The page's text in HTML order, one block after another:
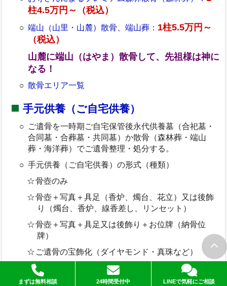
柱4.5万円～（税込）
端山（山里・山麓）散骨、端山葬： 1柱5.5万円～
（税込）
山麓に端山（はやま）散骨して、先祖様は神に
なる！
散骨エリア一覧
手元供養（ご自宅供養）
ご遺骨を一時期ご自宅保管後永代供養墓（合祀墓・
合同墓・合葬墓・共同墓）か散骨（森林葬・端山
葬・海洋葬）でご遺骨整理・処分する。
手元供養（ご自宅供養）の形式（種類）
骨壺のみ
骨壺＋写真＋具足（香炉、燭台、花立）又は後飾
り（燭台、香炉、線香差し、リンセット）
骨壺＋写真＋具足又は後飾り＋お位牌（納骨位
牌）
ご遺骨の宝飾化（ダイヤモンド・真珠など）
ペンダントへの納骨
まずは無料相談 24時間受付中 LINEで気軽にご相談